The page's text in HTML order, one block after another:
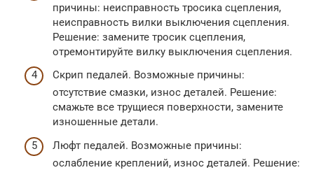
причины: неисправность тросика сцепления,
неисправность вилки выключения сцепления.
Решение: замените тросик сцепления,
отремонтируйте вилку выключения сцепления.
Скрип педалей. Возможные причины:
отсутствие смазки, износ деталей. Решение:
смажьте все трущиеся поверхности, замените
изношенные детали.
Люфт педалей. Возможные причины:
ослабление креплений, износ деталей. Решение: